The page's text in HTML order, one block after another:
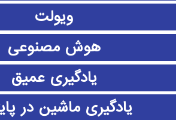
ویولت
هوش مصنوعی
یادگیری عمیق
یادگیری ماشین در